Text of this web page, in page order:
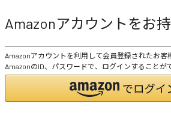
トレーニングスーツ
ベスト
手袋
フィットネス機器
ミニハードル・ハードル
Amazonアカウントをお
Amazonアカウントを利用して会員登録されたお客
AmazonのID、パスワードで、ログインすることが